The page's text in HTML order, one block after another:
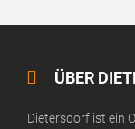
ÜBER
Dietersdorf ist ein